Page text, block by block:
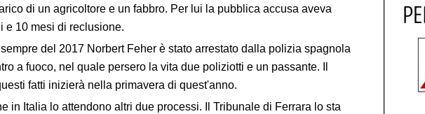
di un agricoltore e un fabbro. Per lui la pubblica accusa aveva
e 10 mesi di reclusione.
sempre del 2017 Norbert Feher è stato arrestato dalla polizia spagnola
a fuoco, nel quale persero la vita due poliziotti e un passante. Il
fatti inizierà nella primavera di quest'anno.
in Italia lo attendono altri due processi. Il Tribunale di Ferrara lo sta